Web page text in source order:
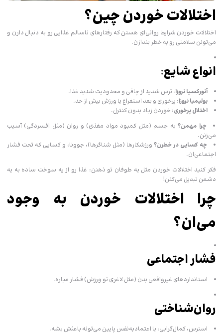
اختلالات خوردن چین؟
اختلالات خوردن شرایط روانی‌ای هستن که رفتارهای ناسالم غذایی رو به دنبال دارن و
می‌تونن سلامتی رو به خطر بندازن.
انواع شایع:
آنورکسیا نروزا: ترس شدید از چاقی و محدودیت شدید غذا.
بولیمیا نروزا: پرخوری و بعد استفراغ یا ورزش بیش از حد.
اختلال پرخوری: خوردن زیاد بدون کنترل.
چرا مهمن؟به جسم (مثل کمبود مواد مغذی) و روان (مثل افسردگی) آسیب
می‌زنن.
چه کسایی در خطرن؟ ورزشکارها (مثل شناگرها)، جوونا، و کسایی که تحت فشار
اجتماعی‌ان.
فکر کنید اختلالات خوردن مثل یه طوفان تو ذهنن: غذا رو از یه سوخت ساده به یه
دشمن تبدیل می‌کنن!
چرا اختلالات خوردن به وجود
می‌ان؟
فشار اجتماعی
استانداردهای غیرواقعی بدن (مثل لاغری تو ورزش) فشار میاره.
روان‌شناختی
استرس، کمال‌گرایی، یا اعتمادبه‌نفس پایین می‌تونه باعثش بشه.